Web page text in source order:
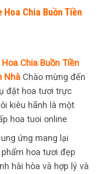
Chia Buồn Tiền
Chia Buồn Tiền
Nhà Chào mừng đến
đặt hoa tươi trực
kiêu hãnh là một
hoa tuoi online
ứng mang lại
hoa tươi đẹp
hài hòa và hợp lý và